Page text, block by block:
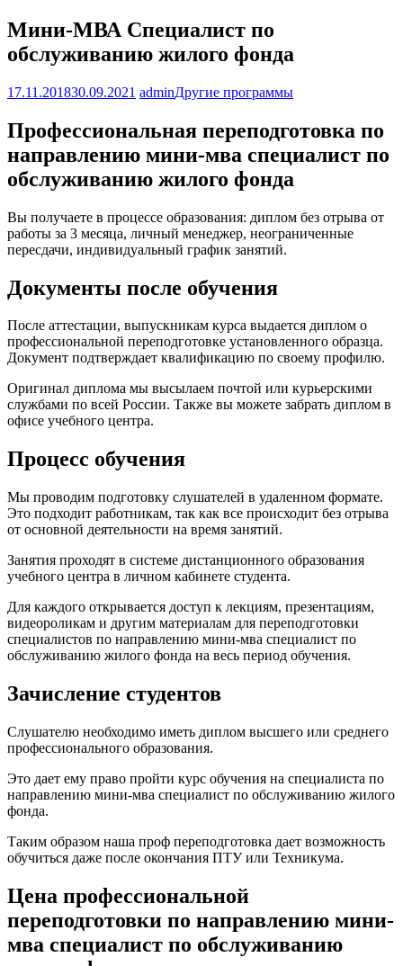
Мини-МВА Специалист по
обслуживанию жилого фонда
17.11.201830.09.2021 adminДругие программы
Профессиональная переподготовка по
направлению мини-мва специалист по
обслуживанию жилого фонда
Вы получаете в процессе образования: диплом без отрыва от
работы за 3 месяца, личный менеджер, неограниченные
пересдачи, индивидуальный график занятий.
Документы после обучения
После аттестации, выпускникам курса выдается диплом о
профессиональной переподготовке установленного образца.
Документ подтверждает квалификацию по своему профилю.
Оригинал диплома мы высылаем почтой или курьерскими
службами по всей России. Также вы можете забрать диплом в
офисе учебного центра.
Процесс обучения
Мы проводим подготовку слушателей в удаленном формате.
Это подходит работникам, так как все происходит без отрыва
от основной деятельности на время занятий.
Занятия проходят в системе дистанционного образования
учебного центра в личном кабинете студента.
Для каждого открывается доступ к лекциям, презентациям,
видеороликам и другим материалам для переподготовки
специалистов по направлению мини-мва специалист по
обслуживанию жилого фонда на весь период обучения.
Зачисление студентов
Слушателю необходимо иметь диплом высшего или среднего
профессионального образования.
Это дает ему право пройти курс обучения на специалиста по
направлению мини-мва специалист по обслуживанию жилого
фонда.
Таким образом наша проф переподготовка дает возможность
обучиться даже после окончания ПТУ или Техникума.
Цена профессиональной
переподготовки по направлению мини-
мва специалист по обслуживанию